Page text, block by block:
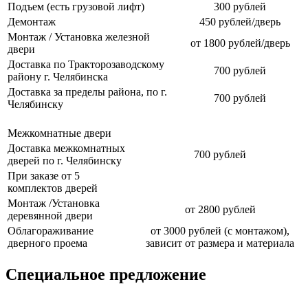
Подъем (есть грузовой лифт)
300 рублей
Демонтаж
450 рублей/дверь
Монтаж / Установка железной
двери
от 1800 рублей/дверь
Доставка по Тракторозаводскому
району г. Челябинска
700 рублей
Доставка за пределы района, по г.
Челябинску
700 рублей
Межкомнатные двери
Доставка межкомнатных
дверей по г. Челябинску
700 рублей
При заказе от 5
комплектов дверей
Монтаж /Установка
деревянной двери
от 2800 рублей
Облагораживание
дверного проема
от 3000 рублей (с монтажом),
зависит от размера и материала
Специальное предложение